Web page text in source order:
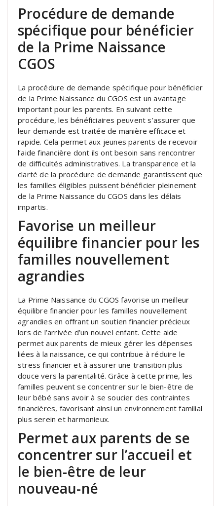
Procédure de demande
spécifique pour bénéficier
de la Prime Naissance
CGOS
La procédure de demande spécifique pour bénéficier
de la Prime Naissance du CGOS est un avantage
important pour les parents. En suivant cette
procédure, les bénéficiaires peuvent s’assurer que
leur demande est traitée de manière efficace et
rapide. Cela permet aux jeunes parents de recevoir
l’aide financière dont ils ont besoin sans rencontrer
de difficultés administratives. La transparence et la
clarté de la procédure de demande garantissent que
les familles éligibles puissent bénéficier pleinement
de la Prime Naissance du CGOS dans les délais
impartis.
Favorise un meilleur
équilibre financier pour les
familles nouvellement
agrandies
La Prime Naissance du CGOS favorise un meilleur
équilibre financier pour les familles nouvellement
agrandies en offrant un soutien financier précieux
lors de l’arrivée d’un nouvel enfant. Cette aide
permet aux parents de mieux gérer les dépenses
liées à la naissance, ce qui contribue à réduire le
stress financier et à assurer une transition plus
douce vers la parentalité. Grâce à cette prime, les
familles peuvent se concentrer sur le bien-être de
leur bébé sans avoir à se soucier des contraintes
financières, favorisant ainsi un environnement familial
plus serein et harmonieux.
Permet aux parents de se
concentrer sur l’accueil et
le bien-être de leur
nouveau-né